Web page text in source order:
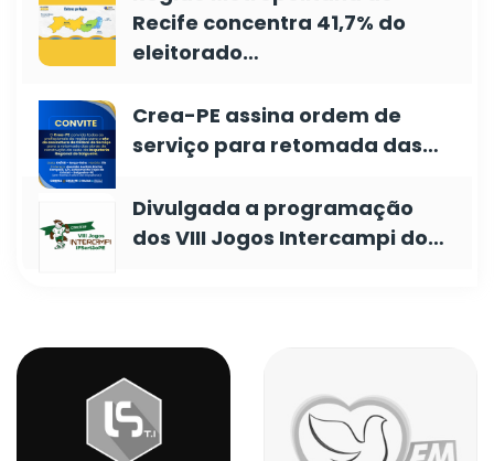
Recife concentra 41,7% do
eleitorado…
Crea-PE assina ordem de
serviço para retomada das…
Divulgada a programação
dos VIII Jogos Intercampi do…